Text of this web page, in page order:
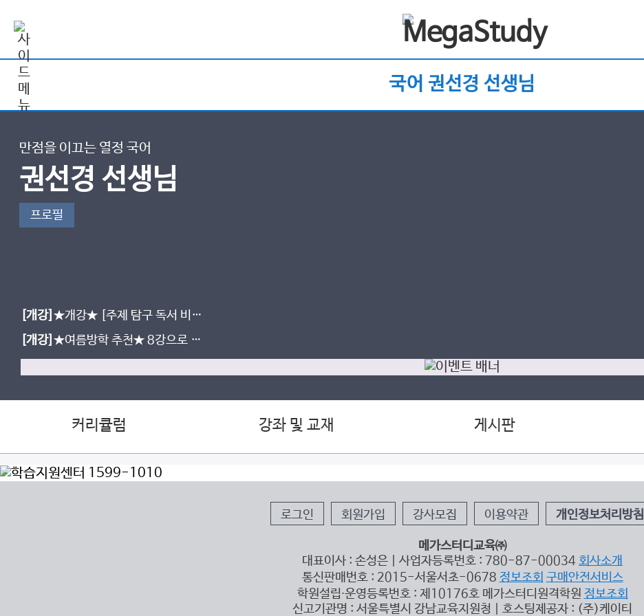
국어 권선경 선생님
만점을 이끄는 열정 국어
권선경 선생님
프로필
[개강] ★개강★ [주제 탐구 독서 비
상] 교과서 강좌 개강 완료!
[개강] ★여름방학 추천★ 8강으로 시
커리큘럼 강좌 및 교재 게시판
로그인 회원가입 강사모집 이용약관 개인정보처리방침
메가스터디교육㈜
대표이사 : 손성은 | 사업자등록번호 : 780-87-00034 회사소개
통신판매번호 : 2015-서울서초-0678 정보조회 구매안전서비스
학원설립∙운영등록번호 : 제10176호 메가스터디원격학원 정보조회
신고기관명 : 서울특별시 강남교육지원청 | 호스팅제공자 : (주)케이티